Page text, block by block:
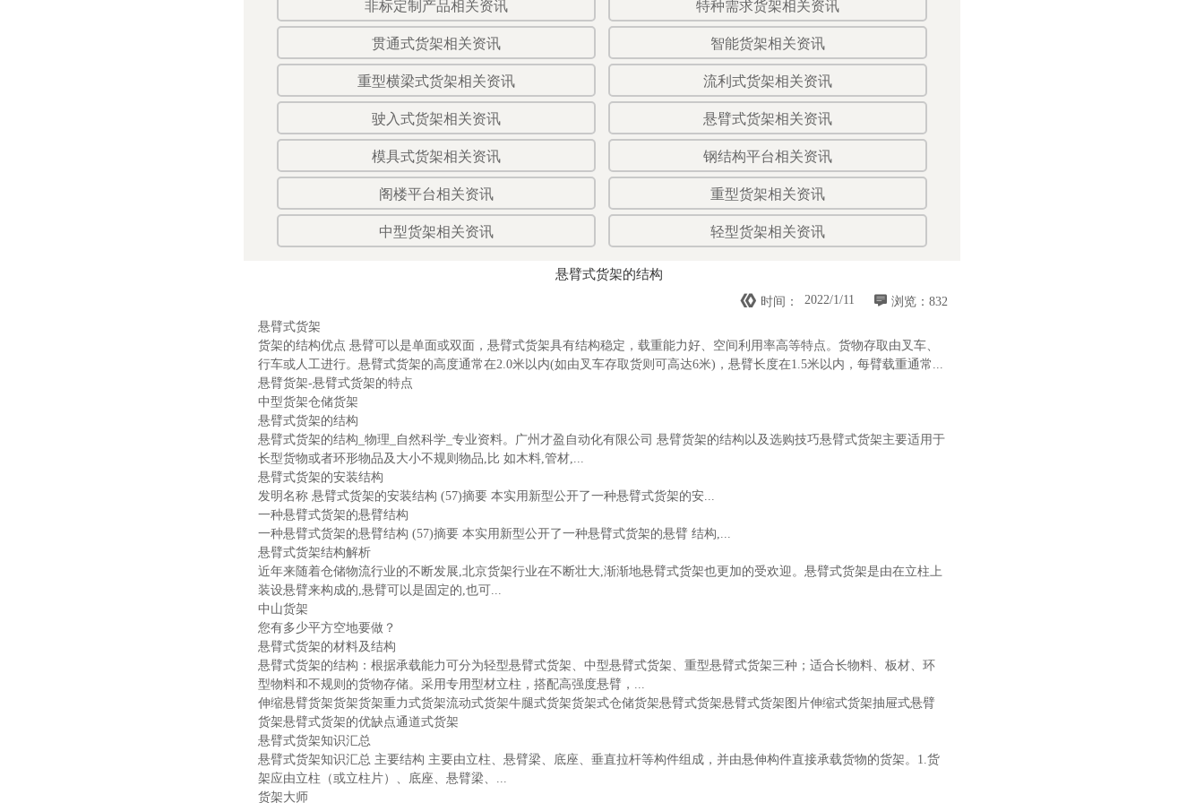
非标定制产品相关资讯 特种需求货架相关资讯
贯通式货架相关资讯 智能货架相关资讯
重型横梁式货架相关资讯 流利式货架相关资讯
驶入式货架相关资讯 悬臂式货架相关资讯
模具式货架相关资讯 钢结构平台相关资讯
阁楼平台相关资讯 重型货架相关资讯
中型货架相关资讯 轻型货架相关资讯
悬臂式货架的结构
 浏览：832
 时间：
2022/1/11
悬臂式货架
货架的结构优点 悬臂可以是单面或双面，悬臂式货架具有结构稳定，载重能力好、空间利用率高等特点。货物存取由叉车、
行车或人工进行。悬臂式货架的高度通常在2.0米以内(如由叉车存取货则可高达6米)，悬臂长度在1.5米以内，每臂载重通常...
悬臂货架-悬臂式货架的特点
中型货架仓储货架
悬臂式货架的结构
悬臂式货架的结构_物理_自然科学_专业资料。广州才盈自动化有限公司 悬臂货架的结构以及选购技巧悬臂式货架主要适用于
长型货物或者环形物品及大小不规则物品,比 如木料,管材,...
悬臂式货架的安装结构
发明名称 悬臂式货架的安装结构 (57)摘要 本实用新型公开了一种悬臂式货架的安...
一种悬臂式货架的悬臂结构
一种悬臂式货架的悬臂结构 (57)摘要 本实用新型公开了一种悬臂式货架的悬臂 结构,...
悬臂式货架结构解析
近年来随着仓储物流行业的不断发展,北京货架行业在不断壮大,渐渐地悬臂式货架也更加的受欢迎。悬臂式货架是由在立柱上
装设悬臂来构成的,悬臂可以是固定的,也可...
中山货架
您有多少平方空地要做？
悬臂式货架的材料及结构
悬臂式货架的结构：根据承载能力可分为轻型悬臂式货架、中型悬臂式货架、重型悬臂式货架三种；适合长物料、板材、环
型物料和不规则的货物存储。采用专用型材立柱，搭配高强度悬臂，...
伸缩悬臂货架货架货架重力式货架流动式货架牛腿式货架货架式仓储货架悬臂式货架悬臂式货架图片伸缩式货架抽屉式悬臂
货架悬臂式货架的优缺点通道式货架
悬臂式货架知识汇总
悬臂式货架知识汇总 主要结构 主要由立柱、悬臂梁、底座、垂直拉杆等构件组成，并由悬伸构件直接承载货物的货架。1.货
架应由立柱（或立柱片）、底座、悬臂梁、...
货架大师